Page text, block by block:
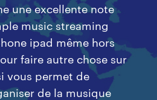
une excellente note
music streaming
ipad même hors
faire autre chose sur
vous permet de
de la musique